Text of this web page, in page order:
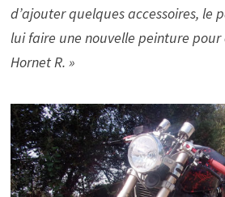
d’ajouter quelques accessoires, le
lui faire une nouvelle peinture pour
Hornet R. »